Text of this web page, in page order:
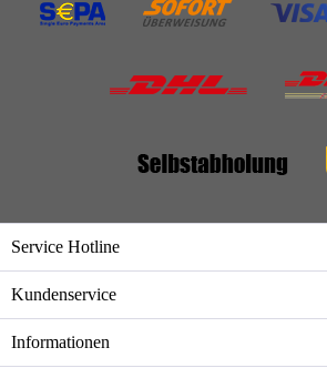
Service Hotline
Kundenservice
Informationen